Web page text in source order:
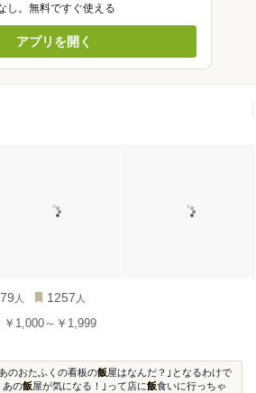
し。無料ですぐ使える
アプリを開く
79 人 1257 人
￥1,000～￥1,999
のおたふくの看板の飯屋はなんだ？｣となるわけで
あの飯屋が気になる！｣って店に飯食いに行っちゃ